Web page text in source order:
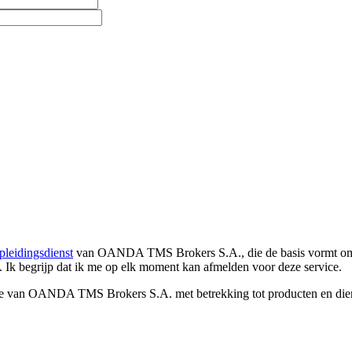
van OANDA TMS Brokers S.A., die de basis vormt
Ik begrijp dat ik me op elk moment kan afmelden voor deze service.
OANDA TMS Brokers S.A. met betrekking tot producten en